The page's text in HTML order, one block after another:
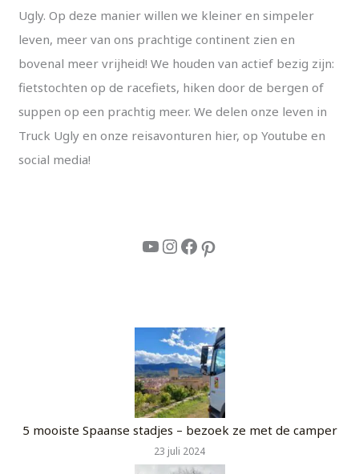
Ugly. Op deze manier willen we kleiner en simpeler
leven, meer van ons prachtige continent zien en
bovenal meer vrijheid! We houden van actief bezig zijn:
fietstochten op de racefiets, hiken door de bergen of
suppen op een prachtig meer. We delen onze leven in
Truck Ugly en onze reisavonturen hier, op Youtube en
social media!
5 mooiste Spaanse stadjes – bezoek ze met de camper
23 juli 2024